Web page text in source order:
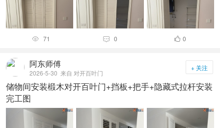
 71  0  0
阿东师傅
2026-5-30 来自 对开百叶门
+ 关注
储物间安装椴木对开百叶门+挡板+把手+隐藏式拉杆安装
完工图